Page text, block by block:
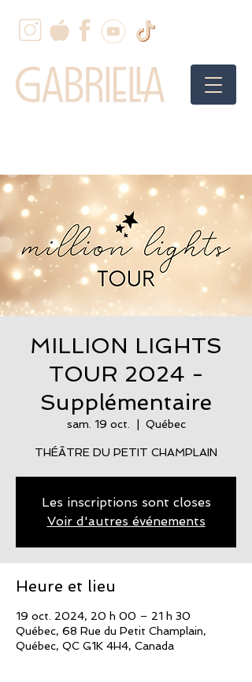
MILLION LIGHTS
TOUR 2024 -
Supplémentaire
sam. 19 oct. Québec
THÉÂTRE DU PETIT CHAMPLAIN
Les inscriptions sont closes
Voir d'autres événements
Heure et lieu
19 oct. 2024, 20 h 00 – 21 h 30
Québec, 68 Rue du Petit Champlain,
Québec, QC G1K 4H4, Canada